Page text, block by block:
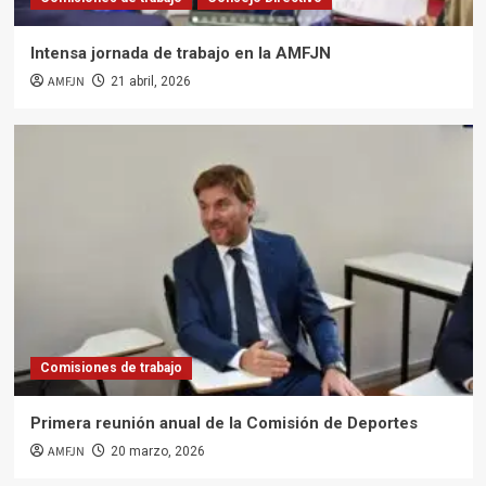
Intensa jornada de trabajo en la AMFJN
AMFJN 21 abril, 2026
Comisiones de trabajo
Primera reunión anual de la Comisión de Deportes
AMFJN 20 marzo, 2026